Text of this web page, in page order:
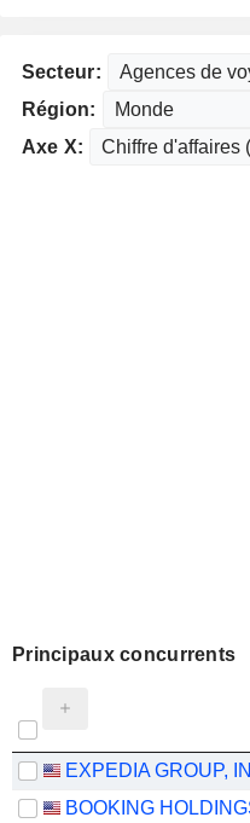
Secteur:
Région:
Axe X:
Principaux concurrents
EXPEDIA GROUP,
BOOKING